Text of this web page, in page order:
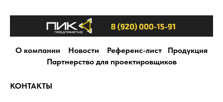
О компании Новости Референс-лист
Продукция
Партнерство для проектировщиков
КОНТАКТЫ